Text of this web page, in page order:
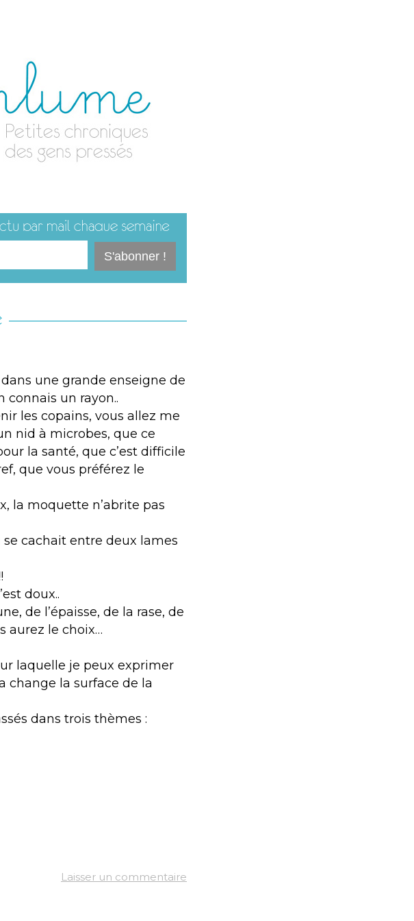
une grande enseigne de
connais un rayon..
les copains, vous allez me
nid à microbes, que ce
la santé, que c’est difficile
que vous préférez le
la moquette n’abrite pas
cachait entre deux lames
doux..
de l’épaisse, de la rase, de
aurez le choix…
laquelle je peux exprimer
change la surface de la
dans trois thèmes :
Laisser un commentaire